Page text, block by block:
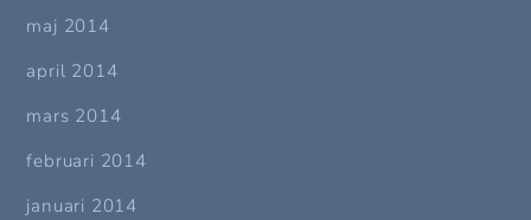
maj 2014
april 2014
mars 2014
februari 2014
januari 2014